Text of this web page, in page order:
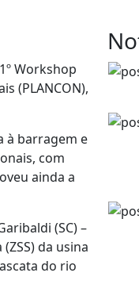
Workshop
(PLANCON),
à barragem e
com
ainda a
(SC) –
da usina
do rio